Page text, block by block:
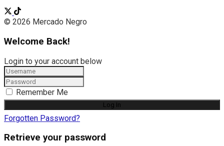
© 2026 Mercado Negro
Welcome Back!
Login to your account below
Remember Me
Forgotten Password?
Retrieve your password